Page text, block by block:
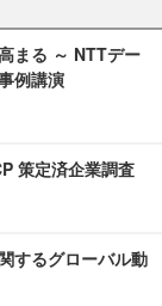
まる ～ NTTデー
例講演
策定済企業調査
するグローバル動